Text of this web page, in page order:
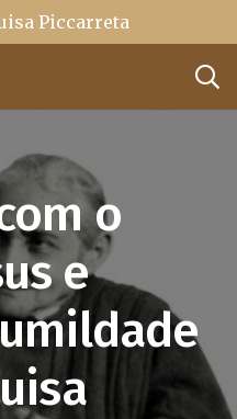
Piccarreta
o
e